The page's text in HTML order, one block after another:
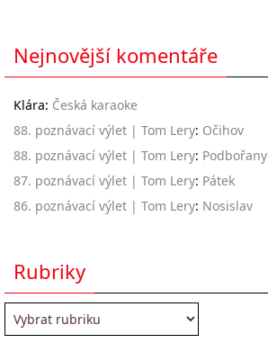
Nejnovější komentáře
Klára: Česká karaoke
88. poznávací výlet | Tom Lery: Očihov
88. poznávací výlet | Tom Lery: Podbořany
87. poznávací výlet | Tom Lery: Pátek
86. poznávací výlet | Tom Lery: Nosislav
Rubriky
Rubriky